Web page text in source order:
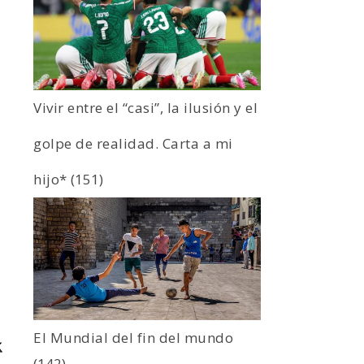
Vivir entre el “casi”, la ilusión y el
golpe de realidad. Carta a mi
hijo* (151)
El Mundial del fin del mundo